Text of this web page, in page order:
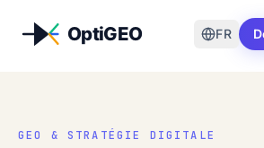
FR
Aller au contenu
GEO & STRATÉGIE DIGITALE